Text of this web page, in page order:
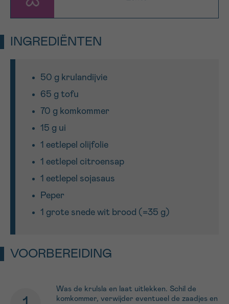
INGREDIËNTEN
50 g krulandijvie
65 g tofu
70 g komkommer
15 g ui
1 eetlepel olijfolie
1 eetlepel citroensap
1 eetlepel sojasaus
Peper
1 grote snede wit brood (=35 g)
VOORBEREIDING
Was de krulsla en laat uitlekken. Schil de
komkommer, verwijder eventueel de zaadjes en
Sturen